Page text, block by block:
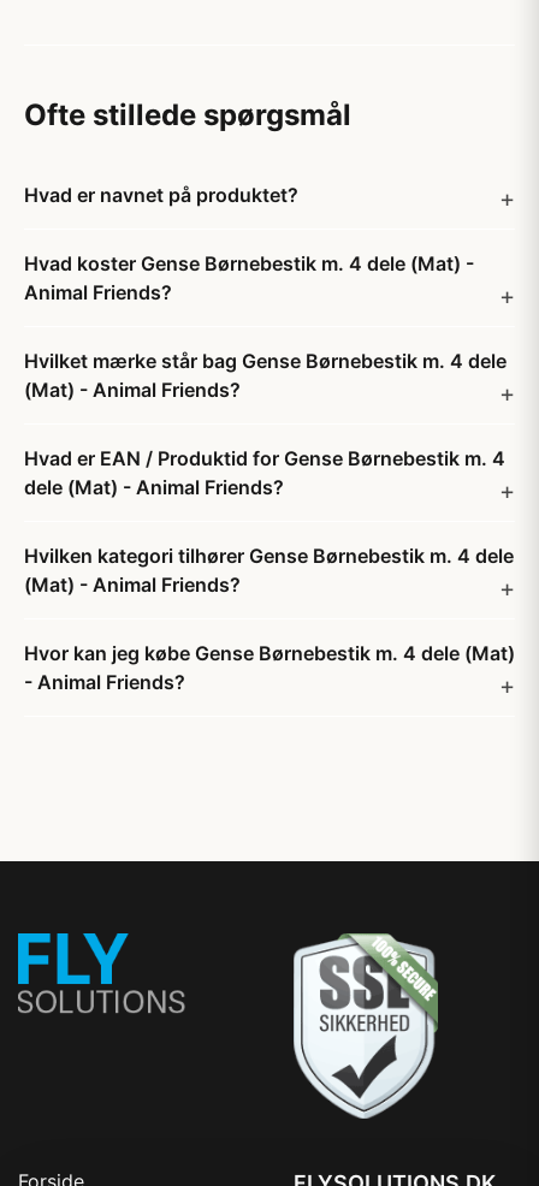
Ofte stillede spørgsmål
Hvad er navnet på produktet?
Hvad koster Gense Børnebestik m. 4 dele (Mat) -
Animal Friends?
Hvilket mærke står bag Gense Børnebestik m. 4 dele
(Mat) - Animal Friends?
Hvad er EAN / Produktid for Gense Børnebestik m. 4
dele (Mat) - Animal Friends?
Hvilken kategori tilhører Gense Børnebestik m. 4 dele
(Mat) - Animal Friends?
Hvor kan jeg købe Gense Børnebestik m. 4 dele (Mat)
- Animal Friends?